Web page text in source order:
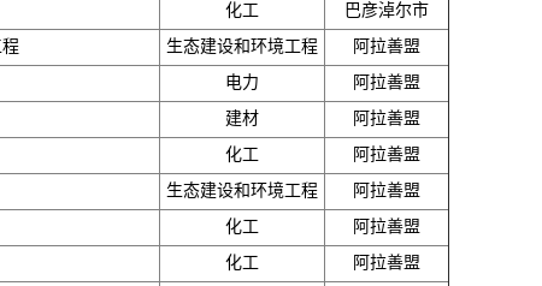
化工
巴彦淖尔市
生态建设和环境工程
阿拉善盟
电力
阿拉善盟
建材
阿拉善盟
化工
阿拉善盟
生态建设和环境工程
阿拉善盟
化工
阿拉善盟
化工
阿拉善盟